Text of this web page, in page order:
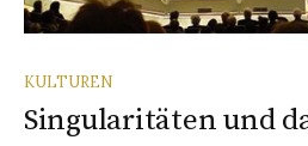
KULTUREN
Singularitäten und